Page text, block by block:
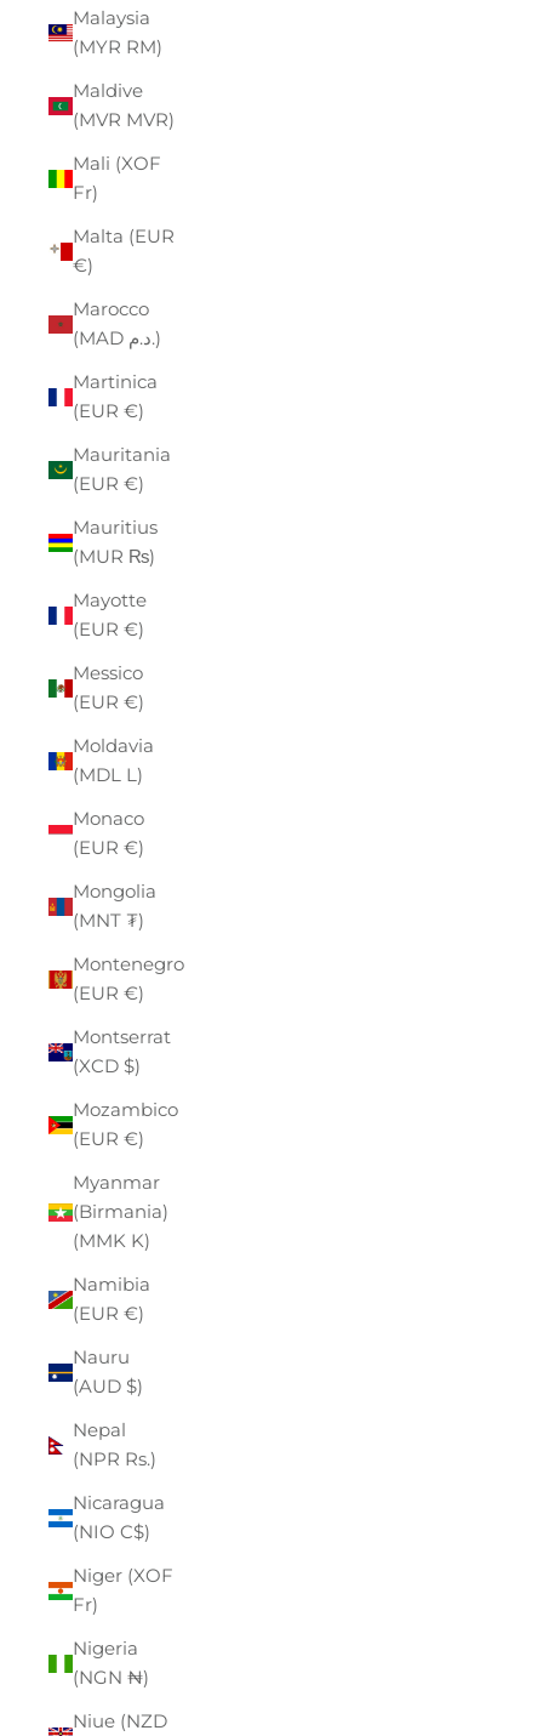
Malaysia
(MYR RM)
Maldive
(MVR MVR)
Mali (XOF
Fr)
Malta (EUR
€)
Marocco
(MAD د.م.)
Martinica
(EUR €)
Mauritania
(EUR €)
Mauritius
(MUR ₨)
Mayotte
(EUR €)
Messico
(EUR €)
Moldavia
(MDL L)
Monaco
(EUR €)
Mongolia
(MNT ₮)
Montenegro
(EUR €)
Montserrat
(XCD $)
Mozambico
(EUR €)
Myanmar
(Birmania)
(MMK K)
Namibia
(EUR €)
Nauru
(AUD $)
Nepal
(NPR Rs.)
Nicaragua
(NIO C$)
Niger (XOF
Fr)
Nigeria
(NGN ₦)
Niue (NZD